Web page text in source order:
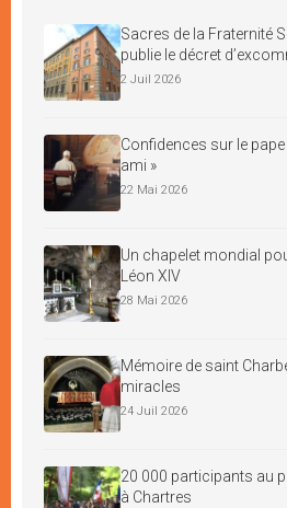
Sacres de la Fraternité
publie le décret
2 Juil 2026
Confidences sur le
ami »
22 Mai 2026
Un chapelet mondial
Léon XIV
28 Mai 2026
Mémoire de saint
miracles
24 Juil 2026
20 000 participants au
à Chartres